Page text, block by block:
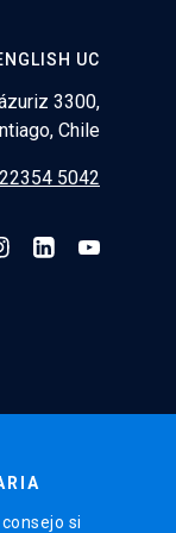
UC
3300,
Chile
5042
si